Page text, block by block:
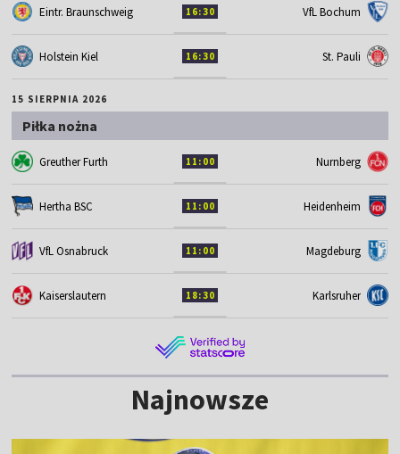
Eintr. Braunschweig 16:30 VfL Bochum
Holstein Kiel 16:30 St. Pauli
15 SIERPNIA 2026
Piłka nożna
Greuther Furth 11:00 Nurnberg
Hertha BSC 11:00 Heidenheim
VfL Osnabruck 11:00 Magdeburg
Kaiserslautern 18:30 Karlsruher
Najnowsze